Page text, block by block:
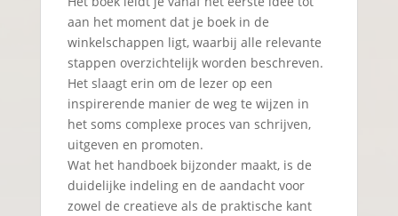
aan het moment dat je boek in de
winkelschappen ligt, waarbij alle relevante
stappen overzichtelijk worden beschreven.
Het slaagt erin om de lezer op een
inspirerende manier de weg te wijzen in
het soms complexe proces van schrijven,
uitgeven en promoten.
Wat het handboek bijzonder maakt, is de
duidelijke indeling en de aandacht voor
zowel de creatieve als de praktische kant